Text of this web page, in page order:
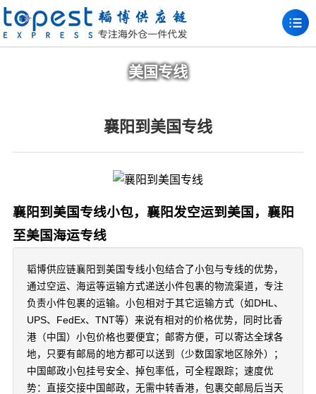
美国专线
襄阳到美国专线
襄阳到美国专线小包，襄阳发空运到美国，襄阳
至美国海运专线
韬博供应链襄阳到美国专线小包结合了小包与专线的优势，
通过空运、海运等运输方式递送小件包裹的物流渠道，专注
负责小件包裹的运输。小包相对于其它运输方式（如DHL、
UPS、FedEx、TNT等）来说有相对的价格优势，同时比香
港（中国）小包价格也要便宜；邮寄方便，可以寄达全球各
地，只要有邮局的地方都可以送到（少数国家地区除外）；
中国邮政小包挂号安全、掉包率低，可全程跟踪；速度优
势：直接交接中国邮政，无需中转香港，包裹交邮局后当天